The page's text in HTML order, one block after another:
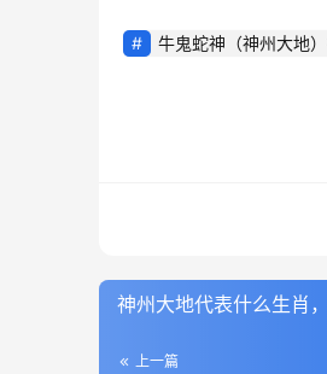
牛鬼蛇神（神州大地
神州大地代表什么生肖
上一篇